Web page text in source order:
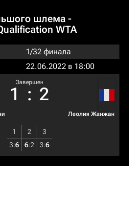
шлема -
WTA
1/32 финала
22.06.2022 в 18:00
Завершен
1 : 2
Леолия Жанжан
1 2
3
3:6 6:2 3:6